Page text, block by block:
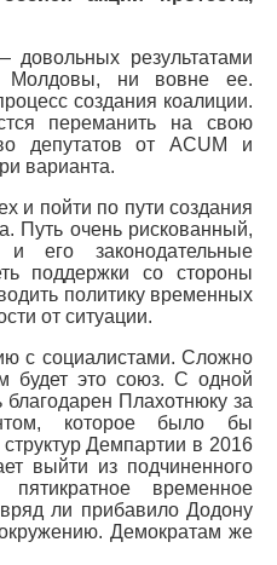
результатами
Молдовы, ни вовне ее.
создания коалиции.
переманить на свою
депутатов от ACUM и
варианта.
и пойти по пути создания
Путь очень рискованный,
и его законодательные
поддержки со стороны
политику временных
от ситуации.
с социалистами. Сложно
будет это союз. С одной
Плахотнюку за
которое было бы
Демпартии в 2016
выйти из подчиненного
временное
ли прибавило Додону
Демократам же